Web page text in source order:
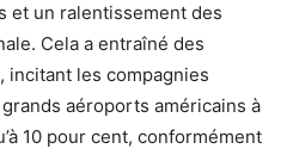
et un ralentissement des
Cela a entraîné des
incitant les compagnies
aéroports américains à
10 pour cent, conformément